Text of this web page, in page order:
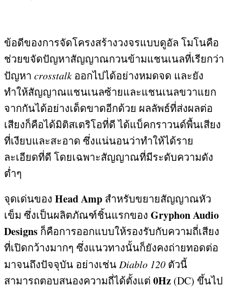
ข้อดีของการจัดโครงสร้างวงจรแบบดูอัล โมโนคือ
ช่วยขจัดปัญหาสัญญาณกวนข้ามแชนเนลที่เรียกว่า
ปัญหา crosstalk ออกไปได้อย่างหมดจด และยัง
ทำให้สัญญาณแชนเนลซ้ายและแชนเนลขวาแยก
จากกันได้อย่างเด็ดขาดอีกด้วย ผลลัพธ์ที่ส่งผลต่อ
เสียงก็คือได้มิติสเตริโอที่ดี ได้แบ็คกราวนด์พื้นเสียง
ที่เงียบและสะอาด ซึ่งแน่นอนว่าทำให้ได้ราย
ละเอียดที่ดี โดยเฉพาะสัญญาณที่มีระดับความดัง
ต่ำๆ
จุดเด่นของ Head Amp สำหรับขยายสัญญาณหัว
เข็ม ซึ่งเป็นผลิตภัณฑ์ชิ้นแรกของ Gryphon Audio
Designs ก็คือการออกแบบให้รองรับกับความถี่เสียง
ที่เปิดกว้างมากๆ ซึ่งแนวทางนั้นก็ยังคงถ่ายทอดต่อ
มาจนถึงปัจจุบัน อย่างเช่น Diablo 120 ตัวนี้
สามารถตอบสนองความถี่ได้ตั้งแต่ 0Hz (DC) ขึ้นไป